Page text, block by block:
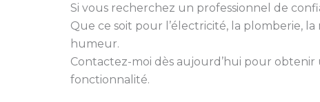
Si vous recherchez un professionnel de
Que ce soit pour l’électricité, la plomberie,
humeur.
Contactez-moi dès aujourd’hui pour
fonctionnalité.